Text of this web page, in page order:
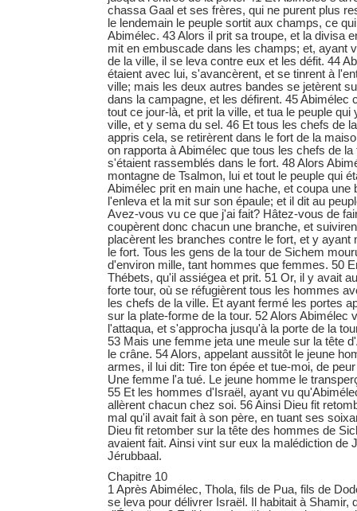
chassa Gaal et ses frères, qui ne purent plus
le lendemain le peuple sortit aux champs, ce
Abimélec. 43 Alors il prit sa troupe, et la divisa
mit en embuscade dans les champs; et, ayant
de la ville, il se leva contre eux et les défit. 44
étaient avec lui, s'avancèrent, et se tinrent à
ville; mais les deux autres bandes se jetèrent
dans la campagne, et les défirent. 45 Abimélec
tout ce jour-là, et prit la ville, et tua le peuple qui
ville, et y sema du sel. 46 Et tous les chefs de
appris cela, se retirèrent dans le fort de la
on rapporta à Abimélec que tous les chefs de
s'étaient rassemblés dans le fort. 48 Alors
montagne de Tsalmon, lui et tout le peuple qui
Abimélec prit en main une hache, et coupa une
l'enleva et la mit sur son épaule; et il dit au
Avez-vous vu ce que j'ai fait? Hâtez-vous de
coupèrent donc chacun une branche, et
placèrent les branches contre le fort, et y ayant
le fort. Tous les gens de la tour de Sichem
d'environ mille, tant hommes que femmes. 50
Thébets, qu'il assiégea et prit. 51 Or, il y avait
forte tour, où se réfugièrent tous les hommes
les chefs de la ville. Et ayant fermé les portes
sur la plate-forme de la tour. 52 Alors Abimélec
l'attaqua, et s'approcha jusqu'à la porte de la
53 Mais une femme jeta une meule sur la tête
le crâne. 54 Alors, appelant aussitôt le jeune
armes, il lui dit: Tire ton épée et tue-moi, de
Une femme l'a tué. Le jeune homme le
55 Et les hommes d'Israël, ayant vu
allèrent chacun chez soi. 56 Ainsi Dieu fit
mal qu'il avait fait à son père, en tuant ses
Dieu fit retomber sur la tête des hommes de
avaient fait. Ainsi vint sur eux la malédiction de
Jérubbaal.
Chapitre 10
1 Après Abimélec, Thola, fils de Pua, fils de
se leva pour délivrer Israël. Il habitait à Shamir,